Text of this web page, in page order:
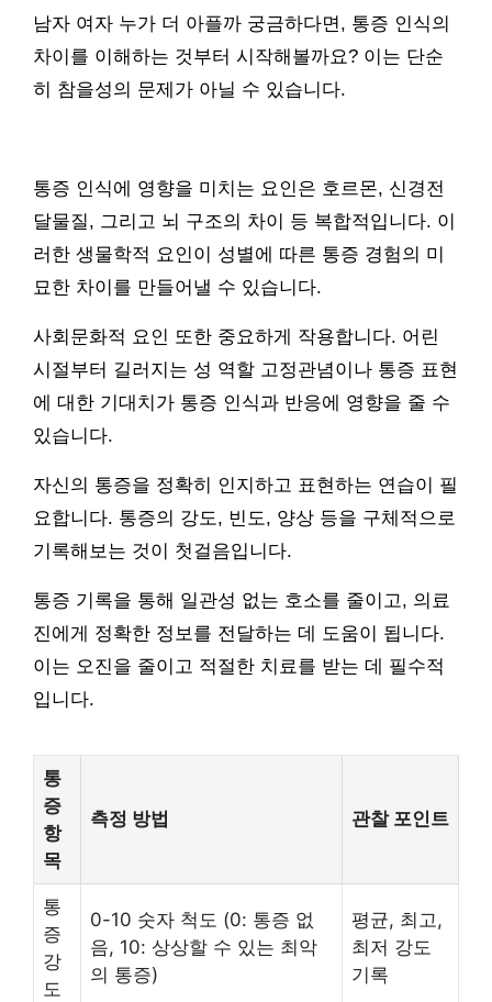
남자 여자 누가 더 아플까 궁금하다면, 통증 인식의
차이를 이해하는 것부터 시작해볼까요? 이는 단순
히 참을성의 문제가 아닐 수 있습니다.
통증 인식에 영향을 미치는 요인은 호르몬, 신경전
달물질, 그리고 뇌 구조의 차이 등 복합적입니다. 이
러한 생물학적 요인이 성별에 따른 통증 경험의 미
묘한 차이를 만들어낼 수 있습니다.
사회문화적 요인 또한 중요하게 작용합니다. 어린
시절부터 길러지는 성 역할 고정관념이나 통증 표현
에 대한 기대치가 통증 인식과 반응에 영향을 줄 수
있습니다.
자신의 통증을 정확히 인지하고 표현하는 연습이 필
요합니다. 통증의 강도, 빈도, 양상 등을 구체적으로
기록해보는 것이 첫걸음입니다.
통증 기록을 통해 일관성 없는 호소를 줄이고, 의료
진에게 정확한 정보를 전달하는 데 도움이 됩니다.
이는 오진을 줄이고 적절한 치료를 받는 데 필수적
입니다.
통
증
항
목
측정 방법 관찰 포인트
통
증
강
도
0-10 숫자 척도 (0: 통증 없
음, 10: 상상할 수 있는 최악
의 통증)
평균, 최고,
최저 강도
기록